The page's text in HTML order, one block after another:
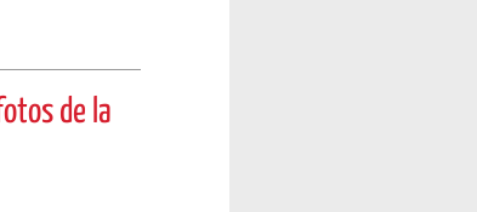
de la